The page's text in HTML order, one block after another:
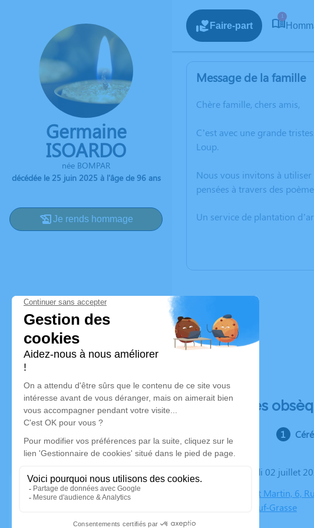
Germaine
ISOARDO
née BOMPAR
décédée le 25 juin 2025 à l'âge de 96 ans
Je rends hommage
Faire-part
1
Message de la famille
Chère famille, chers amis,
C’est avec une grande
Loup.
Nous vous invitons à
pensées à travers des
Un service de plantation
Déroulé des
Le mercredi 02 juillet
Église Saint Martin, 6,
Châteauneuf-Grasse